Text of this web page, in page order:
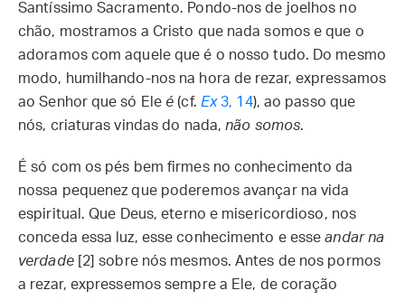
Santíssimo Sacramento. Pondo-nos de joelhos no
chão, mostramos a Cristo que nada somos e que o
adoramos com aquele que é o nosso tudo. Do mesmo
modo, humilhando-nos na hora de rezar, expressamos
ao Senhor que só Ele é (cf. Ex3, 14), ao passo que
nós, criaturas vindas do nada,não somos.
É só com os pés bem firmes no conhecimento da
nossa pequenez que poderemos avançar na vida
espiritual. Que Deus, eterno e misericordioso, nos
conceda essa luz, esse conhecimento e esseandar na
verdade[2] sobre nós mesmos. Antes de nos pormos
a rezar, expressemos sempre a Ele, de coração